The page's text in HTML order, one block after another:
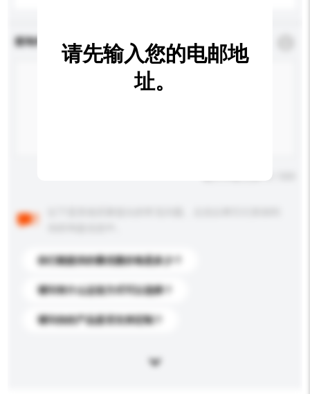
查询内容 *必须填写
你们能提供的最优惠价格是多少？
请问有什么运送方式可以选择？
请问你的产品是否支持定制？
请先输入您的电邮地
址。